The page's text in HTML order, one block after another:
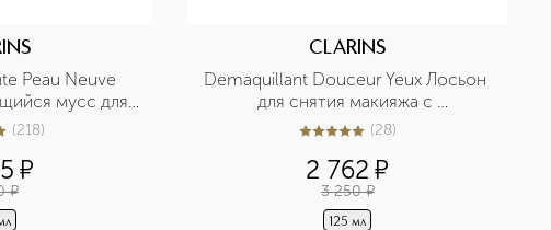
Peau Neuve
мусс для
кожи
(218)
¤
¤
CLARINS
Demaquillant Douceur Yeux Лосьон
для снятия макияжа с
чувствительных глаз
5из 528 (28)
2 762 ¤
3 250 ¤
125 мл